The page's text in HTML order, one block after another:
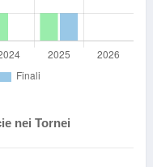
nei Tornei